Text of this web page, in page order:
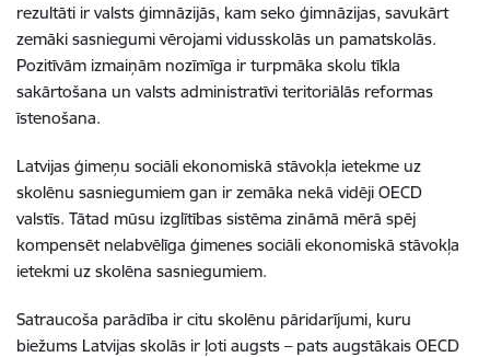
rezultāti ir valsts ģimnāzijās, kam seko ģimnāzijas, savukārt
zemāki sasniegumi vērojami vidusskolās un pamatskolās.
Pozitīvām izmaiņām nozīmīga ir turpmāka skolu tīkla
sakārtošana un valsts administratīvi teritoriālās reformas
īstenošana.
Latvijas ģimeņu sociāli ekonomiskā stāvokļa ietekme uz
skolēnu sasniegumiem gan ir zemāka nekā vidēji OECD
valstīs. Tātad mūsu izglītības sistēma zināmā mērā spēj
kompensēt nelabvēlīga ģimenes sociāli ekonomiskā stāvokļa
ietekmi uz skolēna sasniegumiem.
Satraucoša parādība ir citu skolēnu pāridarījumi, kuru
biežums Latvijas skolās ir ļoti augsts – pats augstākais OECD